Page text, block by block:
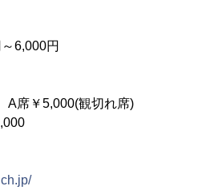
6,000円
席￥5,000(観切れ席)